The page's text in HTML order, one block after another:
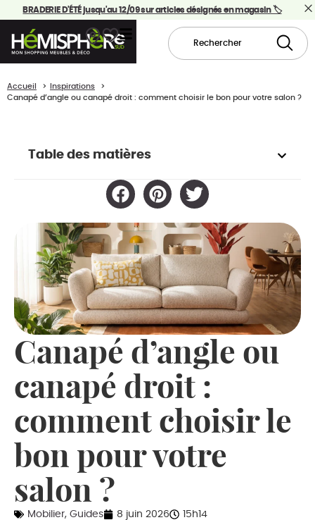
BRADERIE D'ÉTÉ jusqu'au 12/09 sur articles désignés en magasin 🏷️
Accueil
Inspirations
Canapé d’angle ou canapé droit : comment choisir le bon pour votre salon ?
Table des matières
Canapé d’angle ou
canapé droit :
comment choisir le
bon pour votre
salon ?
Mobilier, Guides 8 juin 2026 15h14